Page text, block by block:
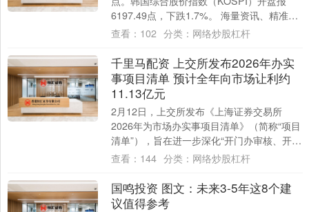
6197.49点，下跌1.7%。 海量资讯、精准解
读，尽在新浪财经A....
查看： 102 分类： 网络炒股杠杆
千里马配资 上交所发布2026年办实
事项目清单 预计全年向市场让利约
11.13亿元
2月12日，上交所发布《上海证券交易所
2026年为市场办实事项目清单》（简称“项目
清单”），旨在进一步深化“开门办审核、开门
办监管、开门办服务”工作。 据悉，项....
查看： 144 分类： 网络炒股杠杆
国鸣投资 图文：未来3-5年这8个建
议值得参考